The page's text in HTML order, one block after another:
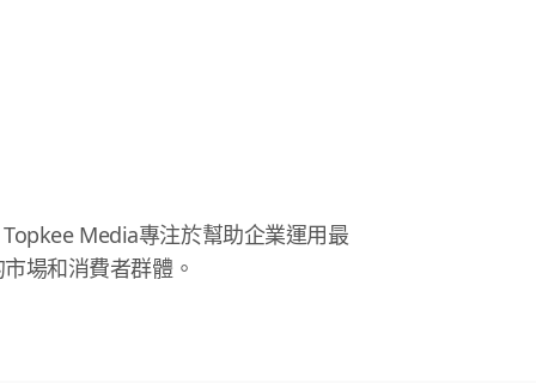
Media專注於幫助企業運用最
場和消費者群體。